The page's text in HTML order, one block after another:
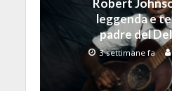
Robert
leggenda e
padre del
3 settimane fa